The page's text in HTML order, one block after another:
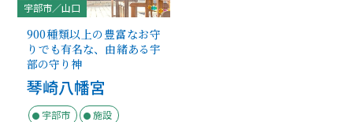
宇部市／山口
900種類以上の豊富なお守
りでも有名な、由緒ある宇
部の守り神
琴崎八幡宮
宇部市
施設